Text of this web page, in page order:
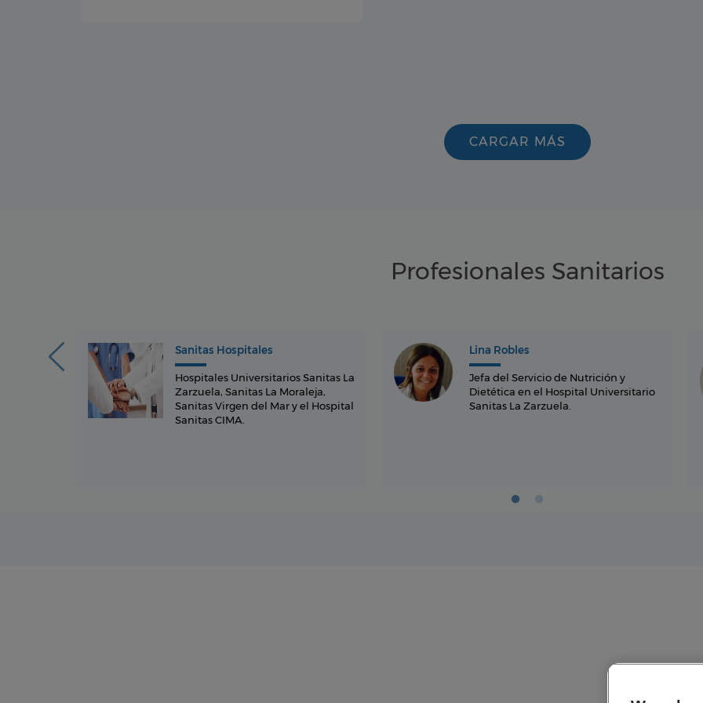
CARGAR MÁS
Profesionales Sanitarios
Sanitas Hospitales
Hospitales Universitarios Sanitas La
Zarzuela, Sanitas La Moraleja,
Sanitas Virgen del Mar y el Hospital
Sanitas CIMA.
Lina Robles
Jefa del Servicio de Nutrición y
Dietética en el Hospital Universitario
Sanitas La Zarzuela.